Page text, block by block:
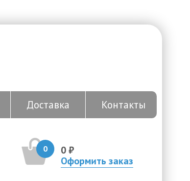
Доставка Контакты
0
0 ₽
Оформить заказ